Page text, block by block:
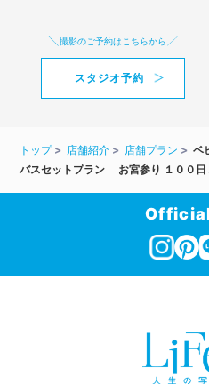
撮影のご予約はこちらから
スタジオ予約
トップ 店舗紹介 店舗プラン
ベ
バスセットプラン お宮参り １００日